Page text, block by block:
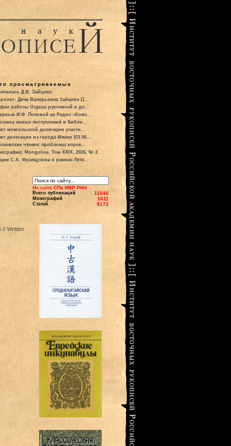
просматриваемые
Д.В. Зайцева
Дина Валерьевна Зайцева (1...
работы Отдела рукописей и до...
И.Ф. Поповой на Радио «Комс...
новых поступлений в Библи...
монгольской делегации участн...
делегации из города Измир (03.06...
чтения: проблемы корее...
Mongolica. Том XXIX, 2026, № 2
С.А. Французова в рамках Летн...
// Written
На сайте СПб ИВР РАН
Всего публикаций 11046
Монографий 1611
Статей 9172